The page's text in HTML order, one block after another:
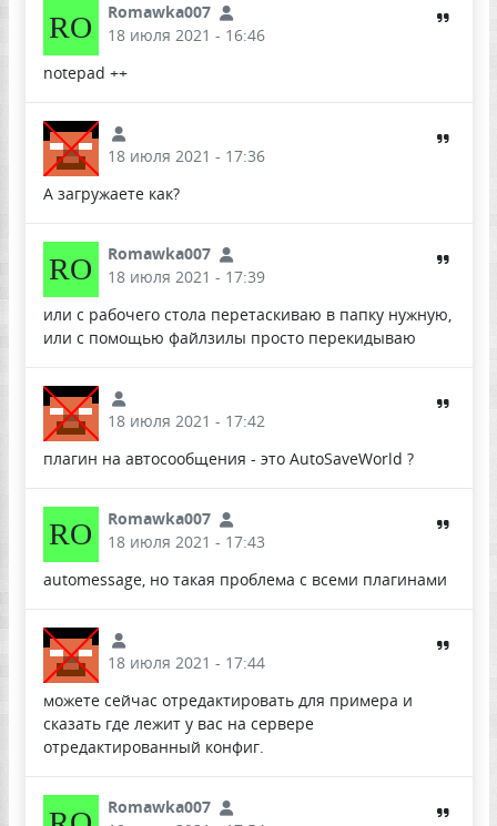
RO
Romawka007
18 июля 2021 - 16:46
notepad ++
18 июля 2021 - 17:36
А загружаете как?
RO
Romawka007
18 июля 2021 - 17:39
или с рабочего стола перетаскиваю в папку нужную,
или с помощью файлзилы просто перекидываю
18 июля 2021 - 17:42
плагин на автосообщения - это AutoSaveWorld ?
RO
Romawka007
18 июля 2021 - 17:43
automessage, но такая проблема с всеми плагинами
18 июля 2021 - 17:44
можете сейчас отредактировать для примера и
сказать где лежит у вас на сервере
отредактированный конфиг.
Romawka007